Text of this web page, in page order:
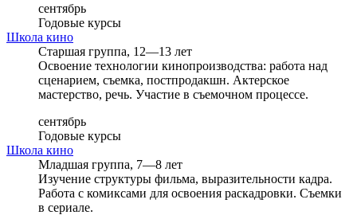
сентябрь
Годовые курсы
Школа кино
Старшая группа, 12—13 лет
Освоение технологии кинопроизводства: работа над
сценарием, съемка, постпродакшн. Актерское
мастерство, речь. Участие в съемочном процессе.
сентябрь
Годовые курсы
Школа кино
Младшая группа, 7—8 лет
Изучение структуры фильма, выразительности кадра.
Работа с комиксами для освоения раскадровки. Съемки
в сериале.